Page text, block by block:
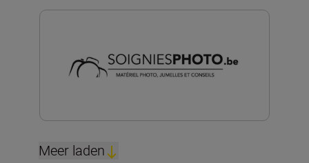
Meer laden